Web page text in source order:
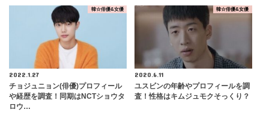
韓☆俳優&女優
2022.1.27
チョジュニョン(俳優)プロフィール
や経歴を調査！同期はNCTショウタ
ロウ…
韓☆俳優&女優
2020.6.11
ユスビンの年齢やプロフィールを調
査！性格はキムジュモクそっくり？